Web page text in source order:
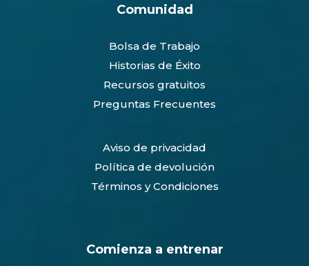
Comunidad
Bolsa de Trabajo
Historias de Éxito
Recursos gratuitos
Preguntas Frecuentes
Aviso de privacidad
Política de devolución
Términos y Condiciones
Comienza a entrenar